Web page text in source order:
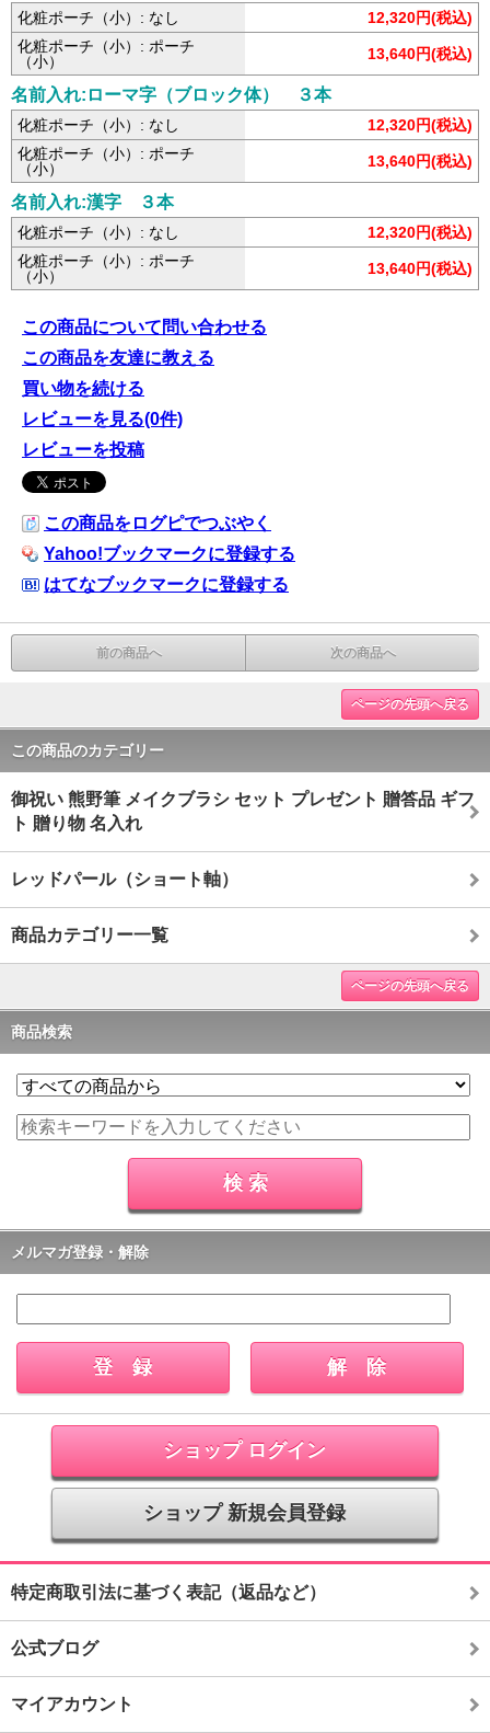
化粧ポーチ（小）: なし
12,320円(税込)
化粧ポーチ（小）: ポーチ
（小）
13,640円(税込)
名前入れ:ローマ字（ブロック体） ３本
化粧ポーチ（小）: なし
12,320円(税込)
化粧ポーチ（小）: ポーチ
（小）
13,640円(税込)
名前入れ:漢字 ３本
化粧ポーチ（小）: なし
12,320円(税込)
化粧ポーチ（小）: ポーチ
（小）
13,640円(税込)
この商品について問い合わせる
この商品を友達に教える
買い物を続ける
レビューを見る(0件)
レビューを投稿
この商品をログピでつぶやく
Yahoo!ブックマークに登録する
はてなブックマークに登録する
前の商品へ 次の商品へ
ページの先頭へ戻る
この商品のカテゴリー
御祝い 熊野筆 メイクブラシ セット プレゼント 贈答品 ギフ
ト 贈り物 名入れ
レッドパール（ショート軸）
商品カテゴリー一覧
ページの先頭へ戻る
商品検索
メルマガ登録・解除
ショップ ログイン
ショップ 新規会員登録
特定商取引法に基づく表記（返品など）
公式ブログ
マイアカウント